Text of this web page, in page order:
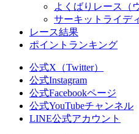
よくばりレース（
サーキットライデ
レース結果
ポイントランキング
公式X（Twitter）
公式Instagram
公式Facebookページ
公式YouTubeチャンネル
LINE公式アカウント